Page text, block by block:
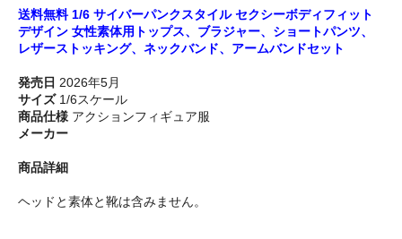
送料無料 1/6 サイバーパンクスタイル セクシーボディフィット
デザイン 女性素体用トップス、ブラジャー、ショートパンツ、
レザーストッキング、ネックバンド、アームバンドセット
発売日 2026年5月
サイズ1/6スケール
商品仕様 アクションフィギュア服
メーカー
商品詳細
ヘッドと素体と靴は含みません。